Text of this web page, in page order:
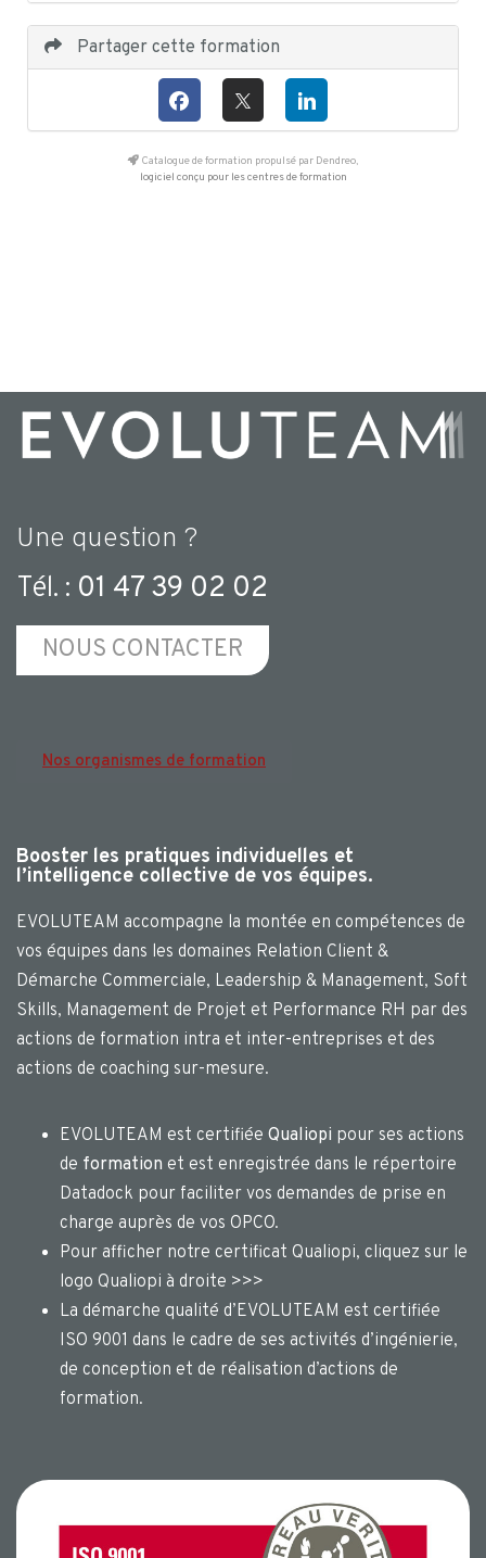
Partager cette formation
Catalogue de formation propulsé par Dendreo,
logiciel conçu pour les centres de formation
Une question ?
Tél. : 01 47 39 02 02
NOUS CONTACTER
Nos organismes de formation
Booster les pratiques individuelles et
l’intelligence collective de vos équipes.
EVOLUTEAM accompagne la montée en compétences de
vos équipes dans les domaines Relation Client &
Démarche Commerciale, Leadership & Management, Soft
Skills, Management de Projet et Performance RH par des
actions de formation intra et inter-entreprises et des
actions de coaching sur-mesure.
EVOLUTEAM est certifiée Qualiopi pour ses actions
de formation et est enregistrée dans le répertoire
Datadock pour faciliter vos demandes de prise en
charge auprès de vos OPCO.
Pour afficher notre certificat Qualiopi, cliquez sur le
logo Qualiopi à droite >>>
La démarche qualité d’EVOLUTEAM est certifiée
ISO 9001 dans le cadre de ses activités d’ingénierie,
de conception et de réalisation d’actions de
formation.